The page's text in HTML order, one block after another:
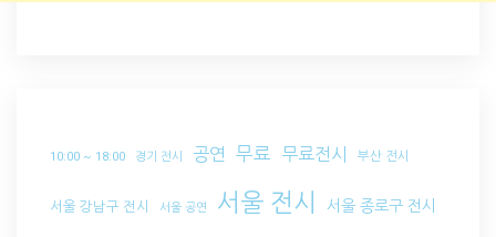
10:00 ~ 18:00 경기 전시 공연 무료 무료전시 부산 전시
서울 강남구 전시 서울 공연 서울 전시 서울 종로구 전시